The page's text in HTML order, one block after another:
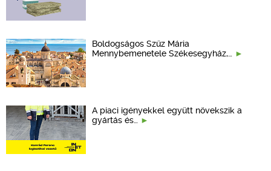
Boldogságos Szűz Mária
Mennybemenetele Székesegyház,…
A piaci igényekkel együtt növekszik a
gyártás és…